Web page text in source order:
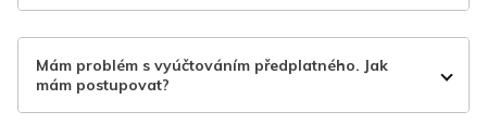
Mám problém s vyúčtováním předplatného. Jak
mám postupovat?